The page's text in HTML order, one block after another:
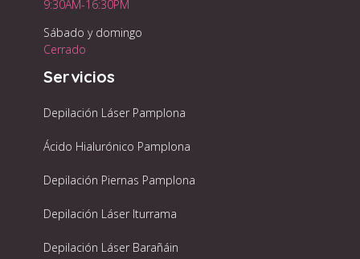
9:30AM-16:30PM
Sábado y domingo
Cerrado
Servicios
Depilación Láser Pamplona
Ácido Hialurónico Pamplona
Depilación Piernas Pamplona
Depilación Láser Iturrama
Depilación Láser Barañáin